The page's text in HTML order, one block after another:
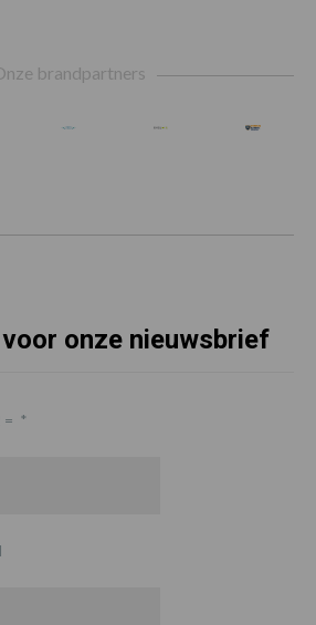
brandpartners
onze nieuwsbrief
= *